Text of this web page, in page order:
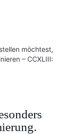
möchtest,
– CCXLIII: